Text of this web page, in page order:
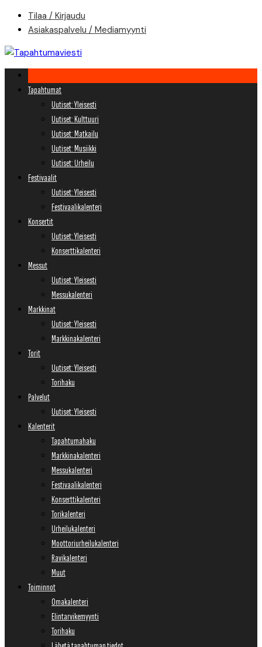
Skip
content
Tilaa / Kirjaudu
Asiakaspalvelu / Mediamyynti
Tapahtumat
Uutiset: Yleisesti
Uutiset: Kulttuuri
Uutiset: Matkailu
Uutiset: Musiikki
Uutiset: Urheilu
Festivaalit
Uutiset: Yleisesti
Festivaalikalenteri
Konsertit
Uutiset: Yleisesti
Konserttikalenteri
Messut
Uutiset: Yleisesti
Messukalenteri
Markkinat
Uutiset: Yleisesti
Markkinakalenteri
Torit
Uutiset: Yleisesti
Torihaku
Palvelut
Uutiset: Yleisesti
Kalenterit
Tapahtumahaku
Markkinakalenteri
Messukalenteri
Festivaalikalenteri
Konserttikalenteri
Torikalenteri
Urheilukalenteri
Moottoriurheilukalenteri
Ravikalenteri
Muut
Toiminnot
Omakalenteri
Elintarvikemyynti
Torihaku